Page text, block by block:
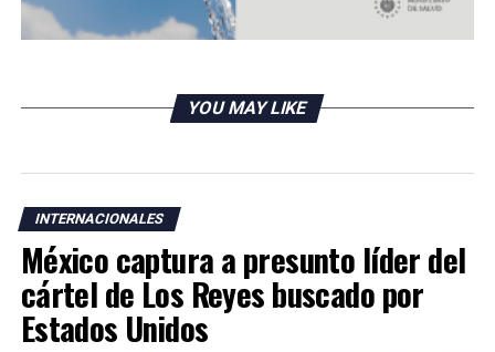
YOU MAY LIKE
INTERNACIONALES
México captura a presunto líder del
cártel de Los Reyes buscado por
Estados Unidos